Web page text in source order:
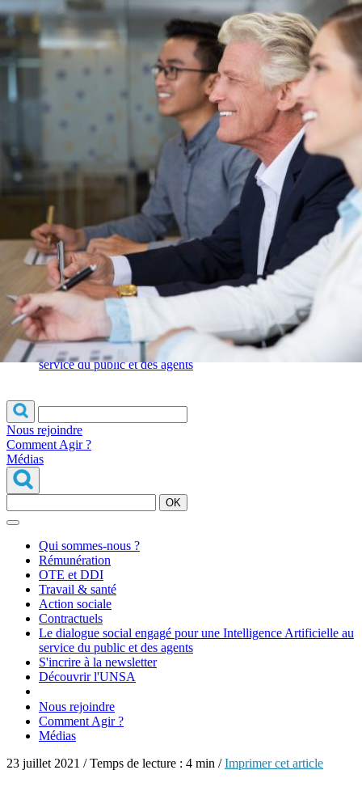
sommes-
nous ?
newsletter
Découvrir
l'UNSA
Rémunération
OTE et DDI
|
Travail & santé
Action sociale
|
Contractuels
|
Le dialogue social engagé pour une Intelligence Artificielle au
service du public et des agents
Nous rejoindre
Comment Agir ?
Médias
OK
Qui sommes-nous ?
Rémunération
OTE et DDI
Travail & santé
Action sociale
Contractuels
Le dialogue social engagé pour une Intelligence Artificielle au
service du public et des agents
S'incrire à la newsletter
Découvrir l'UNSA
Nous rejoindre
Comment Agir ?
Médias
23 juillet 2021 / Temps de lecture : 4 min /Imprimer cet article